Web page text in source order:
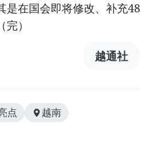
是在国会即将修改、补充48
）
越通社
点 越南